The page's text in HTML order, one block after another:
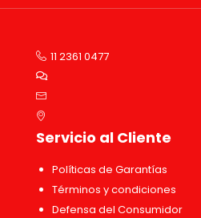
11 2361 0477
Servicio al Cliente
Políticas de Garantías
Términos y condiciones
Defensa del Consumidor